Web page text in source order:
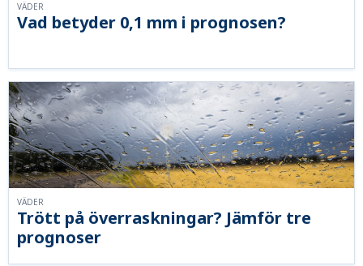
Vad betyder 0,1 mm i prognosen?
VÄDER
Trött på överraskningar? Jämför tre
prognoser
VÄDER